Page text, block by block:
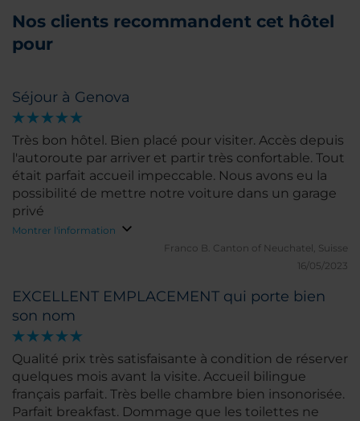
Nos clients recommandent cet hôtel
pour
Séjour à Genova
Très bon hôtel. Bien placé pour visiter. Accès depuis
l'autoroute par arriver et partir très confortable. Tout
était parfait accueil impeccable. Nous avons eu la
possibilité de mettre notre voiture dans un garage
privé
Montrer l'information
Franco B. Canton of Neuchatel, Suisse
16/05/2023
EXCELLENT EMPLACEMENT qui porte bien
son nom
Qualité prix très satisfaisante à condition de réserver
quelques mois avant la visite. Accueil bilingue
français parfait. Très belle chambre bien insonorisée.
Parfait breakfast. Dommage que les toilettes ne